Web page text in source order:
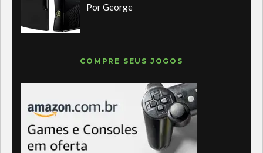
Por George
COMPRE SEUS JOGOS